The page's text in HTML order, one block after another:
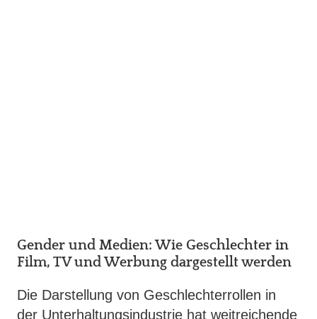
Gender und Medien: Wie Geschlechter in
Film, TV und Werbung dargestellt werden
Die Darstellung von Geschlechterrollen in
der Unterhaltungsindustrie hat weitreichende